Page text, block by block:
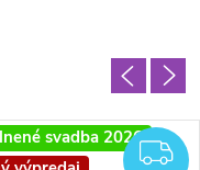
svadba 2026